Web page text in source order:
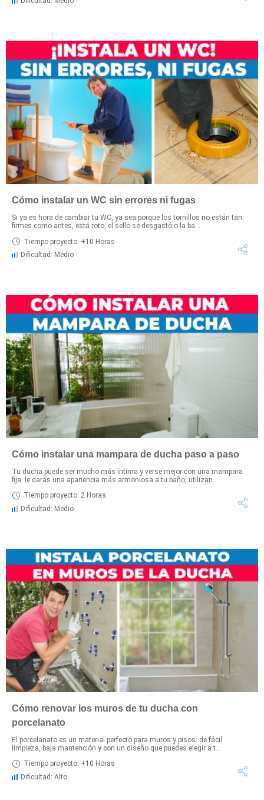
Cómo instalar un WC sin errores ni fugas
Si ya es hora de cambiar tu WC, ya sea porque los tornillos no están tan
firmes como antes, está roto, el sello se desgastó o la ba...
Tiempo proyecto: +10 Horas
Dificultad: Medio
Cómo instalar una mampara de ducha paso a paso
Tu ducha puede ser mucho más íntima y verse mejor con una mampara
fija: le darás una apariencia más armoniosa a tu baño, utilizan...
Tiempo proyecto: 2 Horas
Dificultad: Medio
Cómo renovar los muros de tu ducha con
porcelanato
El porcelanato es un material perfecto para muros y pisos: de fácil
limpieza, baja mantención y con un diseño que puedes elegir a t...
Tiempo proyecto: +10 Horas
Dificultad: Alto